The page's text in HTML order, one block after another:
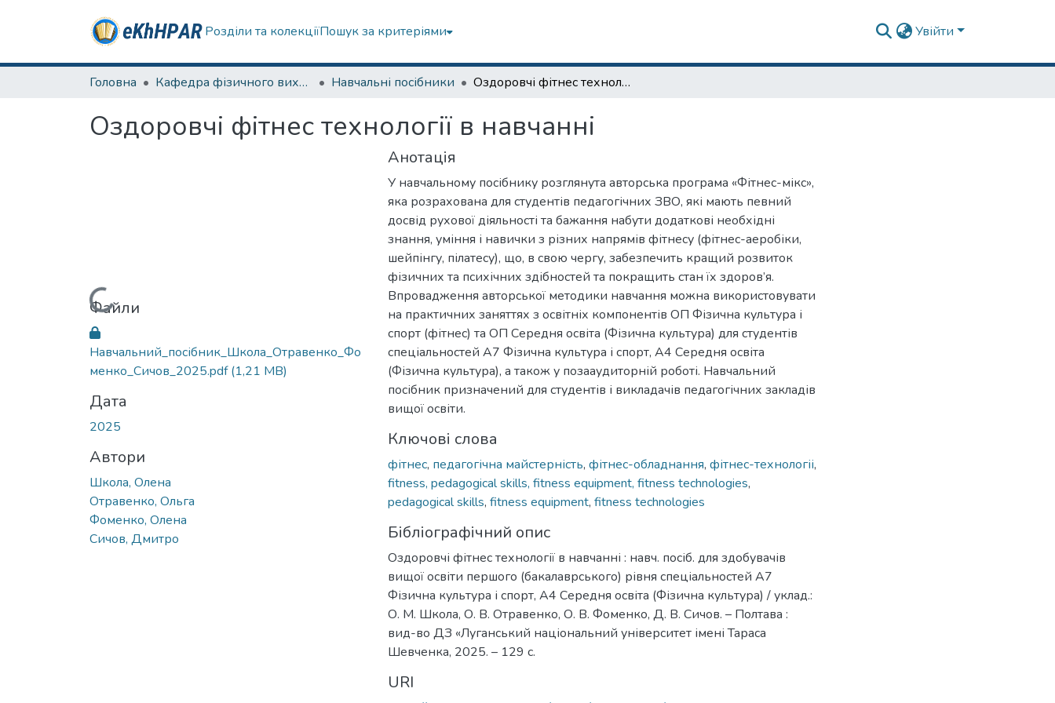
Розділи та колекціїПошук за критеріями Увійти
Головна Кафедра фізичного виховання та спортивного вдосконалення Навчальні посібники Оздоровчі фітнес технології в навчанні
Оздоровчі фітнес технології в навчанні
Вантажиться...
Файли
Навчальний_посібник_Школа_Отравенко_Фо
менко_Сичов_2025.pdf(1,21 MB)
Дата
2025
Автори
Школа, Олена
Отравенко, Ольга
Фоменко, Олена
Сичов, Дмитро
Анотація
У навчальному посібнику розглянута авторська програма «Фітнес-мікс»,
яка розрахована для студентів педагогічних ЗВО, які мають певний
досвід рухової діяльності та бажання набути додаткові необхідні
знання, уміння і навички з різних напрямів фітнесу (фітнес-аеробіки,
шейпінгу, пілатесу), що, в свою чергу, забезпечить кращий розвиток
фізичних та психічних здібностей та покращить стан їх здоров’я.
Впровадження авторської методики навчання можна використовувати
на практичних заняттях з освітніх компонентів ОП Фізична культура і
спорт (фітнес) та ОП Середня освіта (Фізична культура) для студентів
спеціальностей А7 Фізична культура і спорт, А4 Середня освіта
(Фізична культура), а також у позааудиторній роботі. Навчальний
посібник призначений для студентів і викладачів педагогічних закладів
вищої освіти.
Ключові слова
фітнес, педагогічна майстерність, фітнес-обладнання, фітнес-технологіі,
fitness, pedagogical skills, fitness equipment, fitness technologies,
pedagogical skills, fitness equipment, fitness technologies
Бібліографічний опис
Оздоровчі фітнес технології в навчанні : навч. посіб. для здобувачів
вищої освіти першого (бакалаврського) рівня спеціальностей А7
Фізична культура і спорт, А4 Середня освіта (Фізична культура) / уклад.:
О. М. Школа, О. В. Отравенко, О. В. Фоменко, Д. В. Сичов. – Полтава :
вид-во ДЗ «Луганський національний університет імені Тараса
Шевченка, 2025. – 129 с.
URI